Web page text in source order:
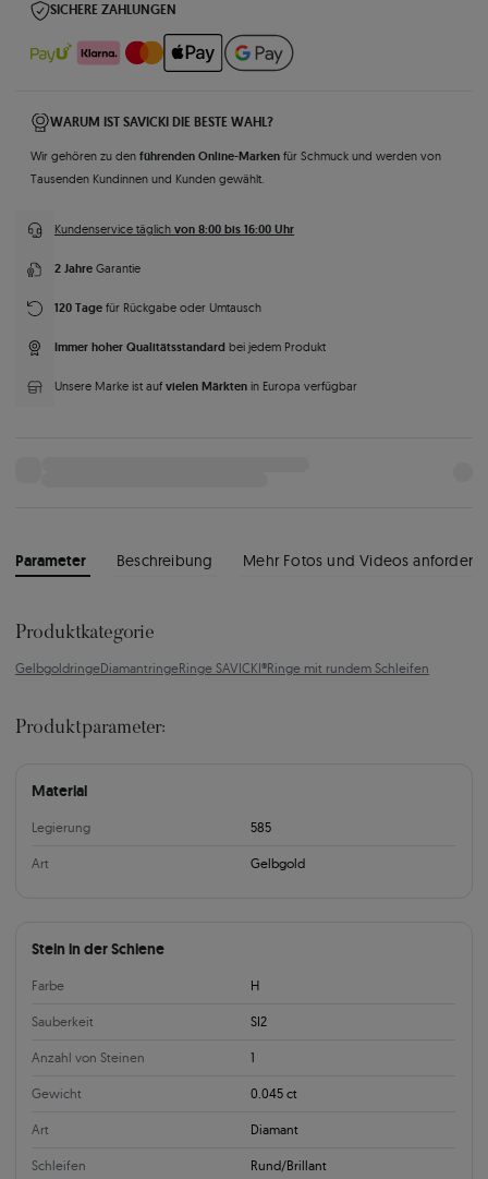
SICHERE ZAHLUNGEN
WARUM IST SAVICKI DIE BESTE WAHL?
Wir gehören zu den führenden Online-Marken für Schmuck und werden von
Tausenden Kundinnen und Kunden gewählt.
Kundenservice täglich von 8:00 bis 16:00 Uhr
2 Jahre Garantie
120 Tage für Rückgabe oder Umtausch
Immer hoher Qualitätsstandard bei jedem Produkt
Unsere Marke ist auf vielen Märkten in Europa verfügbar
Parameter Beschreibung Mehr Fotos und Videos anfordern
Produktkategorie
GelbgoldringeDiamantringeRinge SAVICKI®Ringe mit rundem Schleifen
Produktparameter:
Material
Legierung 585
Art Gelbgold
Stein in der Schiene
Farbe H
Sauberkeit SI2
Anzahl von Steinen 1
Gewicht 0.045 ct
Art Diamant
Schleifen Rund/Brillant